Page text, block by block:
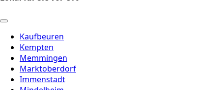
Kaufbeuren
Kempten
Memmingen
Marktoberdorf
Immenstadt